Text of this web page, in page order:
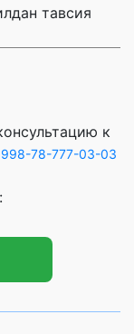
тавсия
к
78-777-03-03